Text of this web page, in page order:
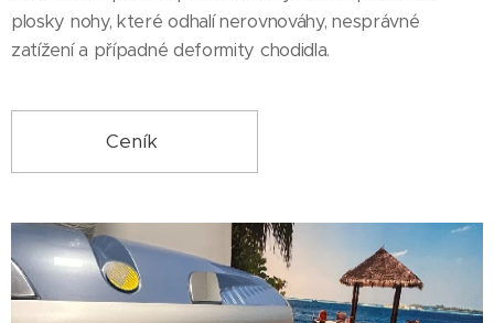
plosky nohy, které odhalí nerovnováhy, nesprávné
zatížení a případné deformity chodidla.
Ceník